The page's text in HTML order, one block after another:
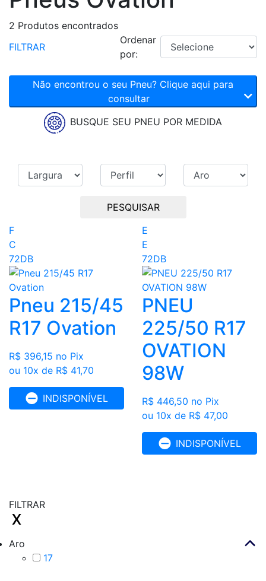
2 Produtos encontrados
FILTRAR
Ordenar
por:
Não encontrou o seu Pneu? Clique aqui para
consultar
BUSQUE SEU PNEU POR MEDIDA
PESQUISAR
F
C
72DB
Pneu 215/45
R17 Ovation
R$ 396,15 no Pix
ou 10x de R$ 41,70
INDISPONÍVEL
E
E
72DB
PNEU
225/50 R17
OVATION
98W
R$ 446,50 no Pix
ou 10x de R$ 47,00
INDISPONÍVEL
FILTRAR
Aro
17